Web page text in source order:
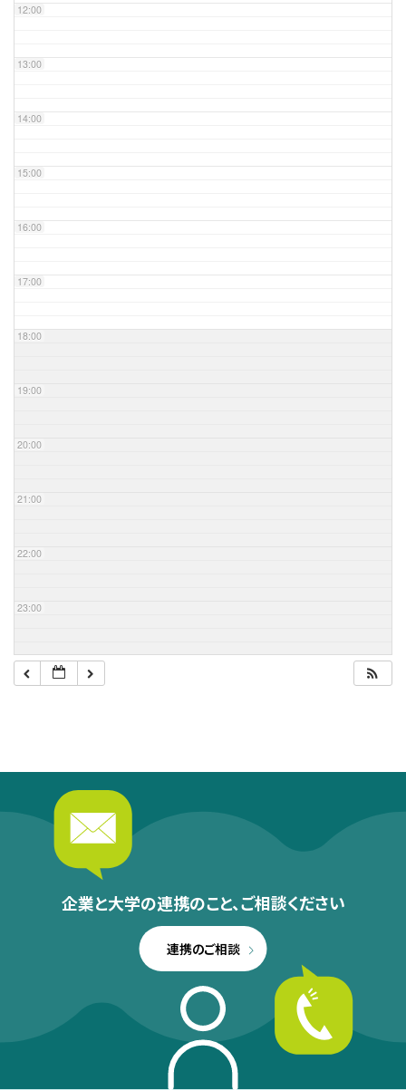
12:00
13:00
14:00
15:00
16:00
17:00
18:00
19:00
20:00
21:00
22:00
23:00
企業と大学の連携のこと、ご相談ください
連携のご相談